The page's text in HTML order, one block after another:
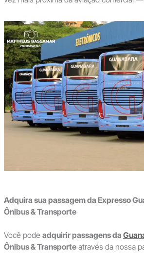
Adquira sua passagem da Expresso
Ônibus & Transporte
Você pode adquirir passagens da
Ônibus & Transporteatravés da nossa